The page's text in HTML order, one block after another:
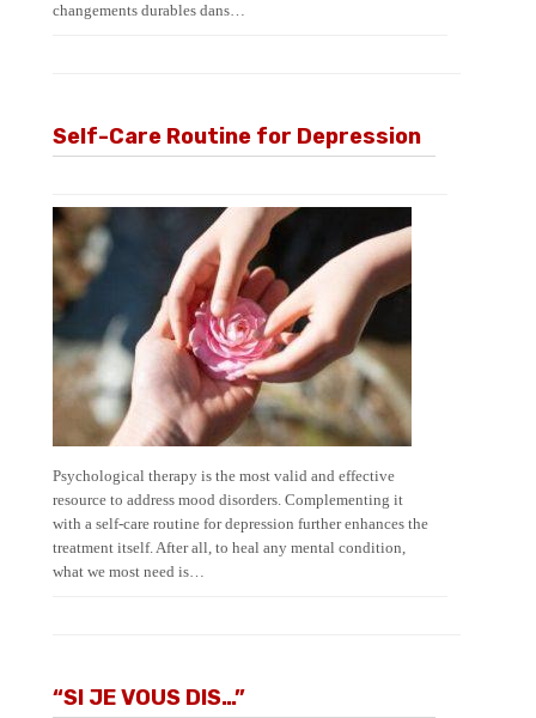
changements durables dans…
Self-Care Routine for Depression
Psychological therapy is the most valid and effective
resource to address mood disorders. Complementing it
with a self-care routine for depression further enhances the
treatment itself. After all, to heal any mental condition,
what we most need is…
“SI JE VOUS DIS…”